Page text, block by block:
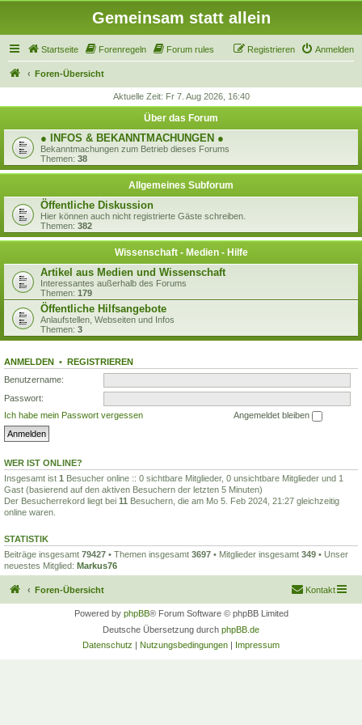
Gemeinsam statt allein
Startseite Forenregeln Forum rules Anmelden
Registrieren
Foren-Übersicht
Aktuelle Zeit: Fr 7. Aug 2026, 16:40
Über das Forum
● INFOS & BEKANNTMACHUNGEN ●
Bekanntmachungen zum Betrieb dieses Forums
Themen: 38
Allgemeines Subforum
Öffentliche Diskussion
Hier können auch nicht registrierte Gäste schreiben.
Themen: 382
Wissenschaft - Medien - Hilfe
Artikel aus Medien und Wissenschaft
Interessantes außerhalb des Forums
Themen: 179
Öffentliche Hilfsangebote
Anlaufstellen, Webseiten und Infos
Themen: 3
ANMELDEN • REGISTRIEREN
Benutzername:
Passwort:
Ich habe mein Passwort vergessen
Angemeldet bleiben
WER IST ONLINE?
Insgesamt ist 1 Besucher online :: 0 sichtbare Mitglieder, 0 unsichtbare Mitglieder und 1
Gast (basierend auf den aktiven Besuchern der letzten 5 Minuten)
Der Besucherrekord liegt bei 11 Besuchern, die am Mo 5. Feb 2024, 21:27 gleichzeitig
online waren.
STATISTIK
Beiträge insgesamt 79427 • Themen insgesamt 3697 • Mitglieder insgesamt 349 • Unser
neuestes Mitglied: Markus76
Foren-Übersicht Kontakt
Powered by phpBB® Forum Software © phpBB Limited
Deutsche Übersetzung durch phpBB.de
Datenschutz | Nutzungsbedingungen | Impressum